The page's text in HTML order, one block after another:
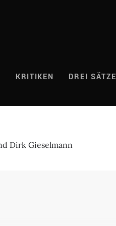
KRITIKEN DREI SÄTZE
Dirk Gieselmann